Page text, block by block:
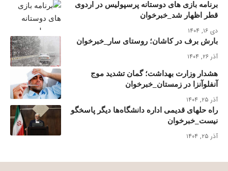
برنامه بازی های دوستانه پرسپولیس در اردوی
قطر اظهار شد_خبرخوان
دی ۱۶, ۱۴۰۴
بارش برف در کاشان؛ روستای سار_خبرخوان
آذر ۲۶, ۱۴۰۴
هشدار وزارت بهداشت؛ گمان تشدید موج
آنفلوآنزا در زمستان_خبرخوان
آذر ۲۵, ۱۴۰۴
راه حلهای قدیمی اداره دانشگاه‌ها دیگر پاسخگو
نیست_خبرخوان
آذر ۲۵, ۱۴۰۴